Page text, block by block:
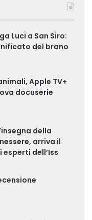
Luci a San Siro:
del brano
Apple TV+
docuserie
della
arriva il
dell’Iss